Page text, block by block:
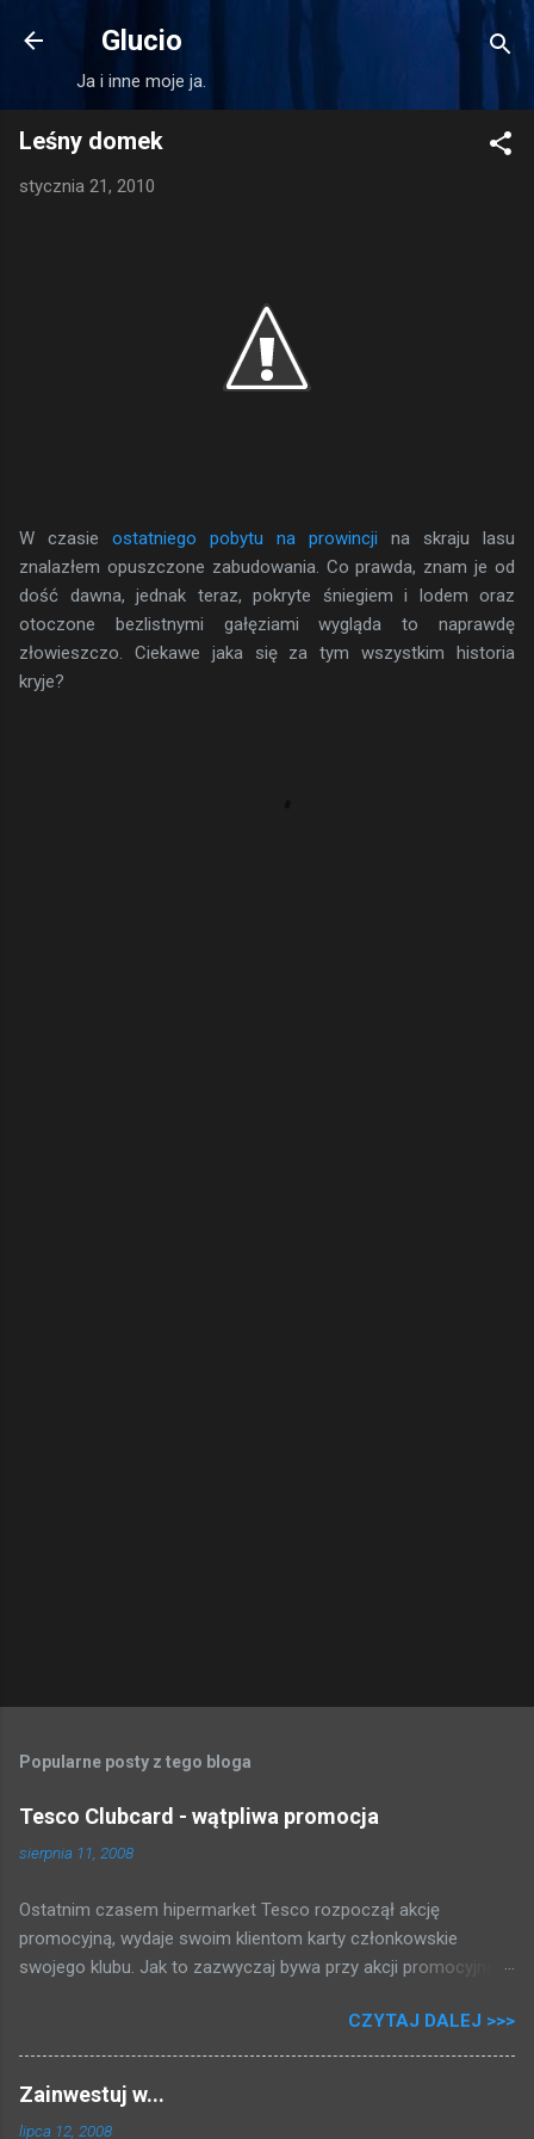
Przejdź do głównej zawartości
Glucio
Ja i inne moje ja.
Leśny domek
stycznia 21, 2010
W czasie ostatniego pobytu na prowincji na skraju lasu
znalazłem opuszczone zabudowania. Co prawda, znam je od
dość dawna, jednak teraz, pokryte śniegiem i lodem oraz
otoczone bezlistnymi gałęziami wygląda to naprawdę
złowieszczo. Ciekawe jaka się za tym wszystkim historia
kryje?
Popularne posty z tego bloga
Tesco Clubcard - wątpliwa promocja
sierpnia 11, 2008
Ostatnim czasem hipermarket Tesco rozpoczął akcję
promocyjną, wydaje swoim klientom karty członkowskie
swojego klubu. Jak to zazwyczaj bywa przy akcji promocyjnej,
karty i rejestrować swoje zakupy. Zapytałem się przy kasie,
zakosiłem regulamin i poniżej przedstawiam to co mi się udało
dowiedzieć: 2 PLN = 1 punkt 500 punktów = 5 PLN Fajnie, nie?
Za zakupy dostajemy punkty, i raz na kwartał (trzy miesiące)
CZYTAJ DALEJ >>>
Zainwestuj w...
lipca 12, 2008